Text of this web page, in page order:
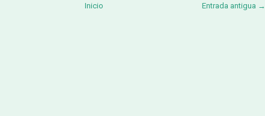
Entrada antigua →
Inicio